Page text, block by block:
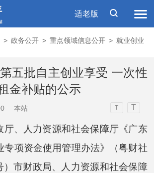
适老版
> 政务公开 > 重点领域信息公开 > 就业创业
五批自主创业享受 一次性
金补贴的公示
本站 T T
厅、人力资源和社会保障厅《广东
专项资金使用管理办法》（粤财社
）市财政局、人力资源和社会保障